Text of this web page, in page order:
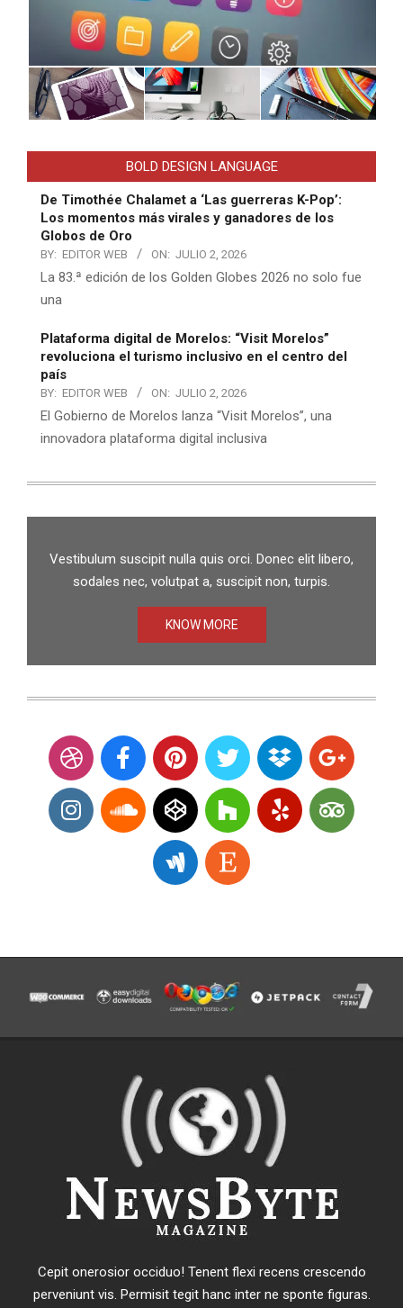
BOLD DESIGN LANGUAGE
De Timothée Chalamet a ‘Las guerreras K-Pop’:
Los momentos más virales y ganadores de los
Globos de Oro
BY: EDITOR WEB ON: JULIO 2, 2026
La 83.ª edición de los Golden Globes 2026 no solo fue
una
Plataforma digital de Morelos: “Visit Morelos”
revoluciona el turismo inclusivo en el centro del
país
BY: EDITOR WEB ON: JULIO 2, 2026
El Gobierno de Morelos lanza “Visit Morelos”, una
innovadora plataforma digital inclusiva
Vestibulum suscipit nulla quis orci. Donec elit libero,
sodales nec, volutpat a, suscipit non, turpis.
KNOW MORE
Cepit onerosior occiduo! Tenent flexi recens crescendo
perveniunt vis. Permisit tegit hanc inter ne sponte figuras.